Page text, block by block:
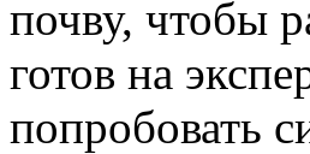
почву, чтобы
готов на
попробовать